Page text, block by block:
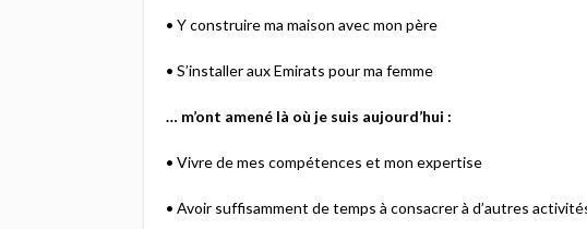
• Y construire ma maison avec mon père
• S’installer aux Emirats pour ma femme
… m’ont amené là où je suis aujourd’hui :
• Vivre de mes compétences et mon expertise
• Avoir suffisamment de temps à consacrer à d’autres